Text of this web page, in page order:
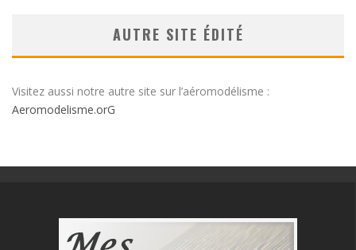
AUTRE SITE ÉDITÉ
Visitez aussi notre autre site sur l’aéromodélisme :
Aeromodelisme.orG